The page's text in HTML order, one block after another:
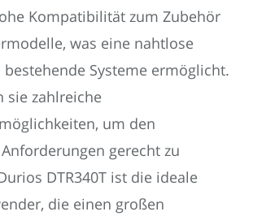
Kompatibilität zum Zubehör
was eine nahtlose
Systeme ermöglicht.
sie zahlreiche
um den
gerecht zu
DTR340T ist die ideale
die einen großen